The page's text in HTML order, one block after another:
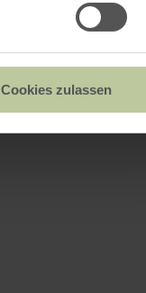
Cookies zulassen